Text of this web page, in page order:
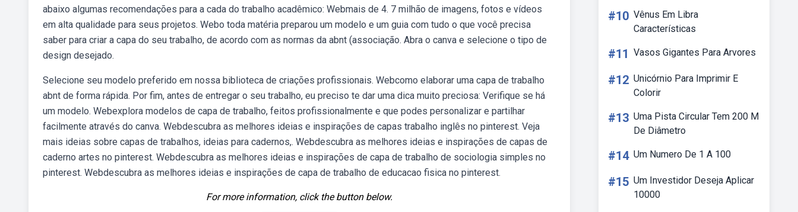
abaixo algumas recomendações para a cada do trabalho acadêmico: Webmais de 4. 7 milhão de imagens, fotos e vídeos
em alta qualidade para seus projetos. Webo toda matéria preparou um modelo e um guia com tudo o que você precisa
saber para criar a capa do seu trabalho, de acordo com as normas da abnt (associação. Abra o canva e selecione o tipo de
design desejado.
Selecione seu modelo preferido em nossa biblioteca de criações profissionais. Webcomo elaborar uma capa de trabalho
abnt de forma rápida. Por fim, antes de entregar o seu trabalho, eu preciso te dar uma dica muito preciosa: Verifique se há
um modelo. Webexplora modelos de capa de trabalho, feitos profissionalmente e que podes personalizar e partilhar
facilmente através do canva. Webdescubra as melhores ideias e inspirações de capas trabalho inglês no pinterest. Veja
mais ideias sobre capas de trabalhos, ideias para cadernos,. Webdescubra as melhores ideias e inspirações de capas de
caderno artes no pinterest. Webdescubra as melhores ideias e inspirações de capa de trabalho de sociologia simples no
pinterest. Webdescubra as melhores ideias e inspirações de capa de trabalho de educacao fisica no pinterest.
For more information, click the button below.
#10 Vênus Em Libra
Características
#11 Vasos Gigantes Para Arvores
#12 Unicórnio Para Imprimir E
Colorir
#13 Uma Pista Circular Tem 200 M
De Diâmetro
#14 Um Numero De 1 A 100
#15 Um Investidor Deseja Aplicar
10000